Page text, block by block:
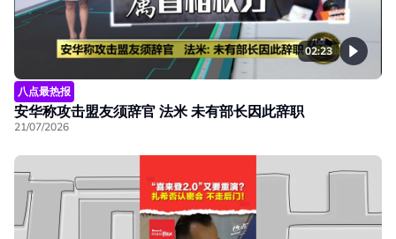
02:23
八点最热报
安华称攻击盟友须辞官 法米 未有部长因此辞职
21/07/2026